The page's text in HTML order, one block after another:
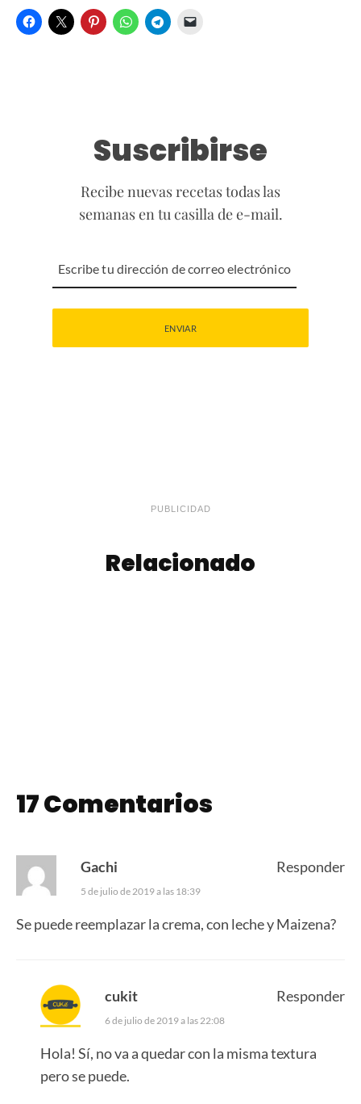
Suscribirse
Recibe nuevas recetas todas las
semanas en tu casilla de e-mail.
PUBLICIDAD
Relacionado
17 Comentarios
Gachi
5 de julio de 2019 a las 18:39
Se puede reemplazar la crema, con leche y Maizena?
Responder
cukit
6 de julio de 2019 a las 22:08
Hola! Sí, no va a quedar con la misma textura
pero se puede.
Responder